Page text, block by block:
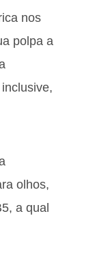
nos
polpa a
inclusive,
olhos,
a qual